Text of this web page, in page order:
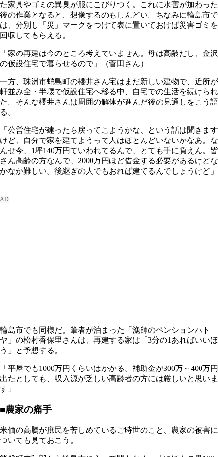
た家具やゴミの異臭が服にこびりつく。これに水害が加わった
後の作業となると、想像するのもしんどい。ちなみに輪島市で
は、分別し「災」マークをつけて表に置いておけば災害ゴミを
回収してもらえる。
「家の再建は今のところ考えていません。母は高齢だし、金沢
の仮設住宅で暮らせるので」（菅田さん）
一方、珠洲市蛸島町の櫻井さん宅はまだ新しい建物で、近所が
軒並み全・半壊で仮設住宅へ移る中、自宅での生活を続けられ
た。そんな櫻井さんは周囲の解体が進んだ後の見通しをこう語
る。
「公営住宅が建ったら戻ってこようかな、という話は聞きます
けど、自分で家を建てようって人はほとんどいないかなあ。な
んせ今、1坪140万円ていわれてるんで、とても手に負えん。皆
さん高齢の方なんで、2000万円ほど借金する必要があるけどな
かなか難しい。後継ぎの人でもおれば建てるんでしょうけど」
輪島市でも同様だ。筆者が泊まった「漁師のペンションハト
ヤ」の松村香保里さんは、再建する家は「3分の1あればいいほ
う」と予想する。
「平屋でも1000万円くらいはかかる。補助金が300万～400万円
出たとしても、収入源が乏しい高齢者の方には厳しいと思いま
す」
■農家の痛手
米価の高騰が庶民を苦しめているご時世のこと、農家の被害に
ついても見ておこう。